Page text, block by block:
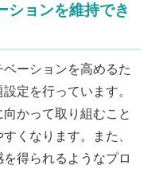
ションを維持でき
ーションを高めるた
定を行っています。
かって取り組むこと
くなります。また、
得られるようなプロ